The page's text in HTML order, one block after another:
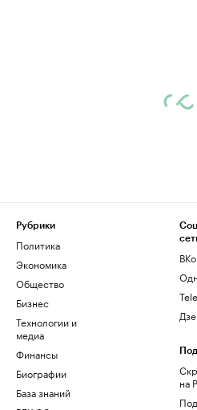
Рубрики
Политика
Экономика
Общество
Бизнес
Технологии и
медиа
Финансы
Биографии
База знаний
на